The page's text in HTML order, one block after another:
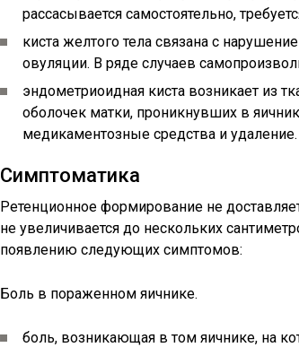
рассасывается самостоятельно,
киста желтого тела связана с
овуляции. В ряде случаев
эндометриоидная киста возникает из
оболочек матки, проникнувших в
медикаментозные средства и удаление.
Симптоматика
Ретенционное формирование не
не увеличивается до нескольких
появлению следующих симптомов:
Боль в пораженном яичнике.
боль, возникающая в том яичнике, на